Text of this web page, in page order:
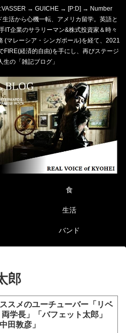
→ GUICHE → [P:D] → Number
活から心機一転、アメリカ留学。英語と
IT企業のサラリーマン&株式投資家＆時々
(マレーシア・シンガポール)を経て、2021
FIRE(経済的自由)を手にし、再びステージ
生の「雑記ブログ」
食
生活
バンド
郎
スメのユーチューバー「リベ
両学長」「バフェット太郎」
中田敦彦」